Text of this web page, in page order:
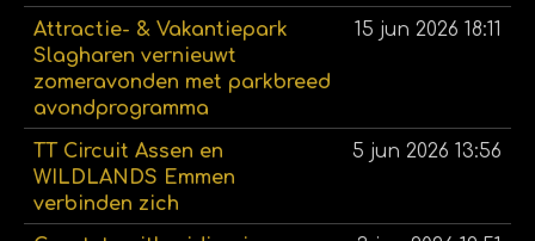
Attractie- & Vakantiepark
Slagharen vernieuwt
zomeravonden met parkbreed
avondprogramma
15 jun 2026 18:11
TT Circuit Assen en
WILDLANDS Emmen
verbinden zich
5 jun 2026 13:56